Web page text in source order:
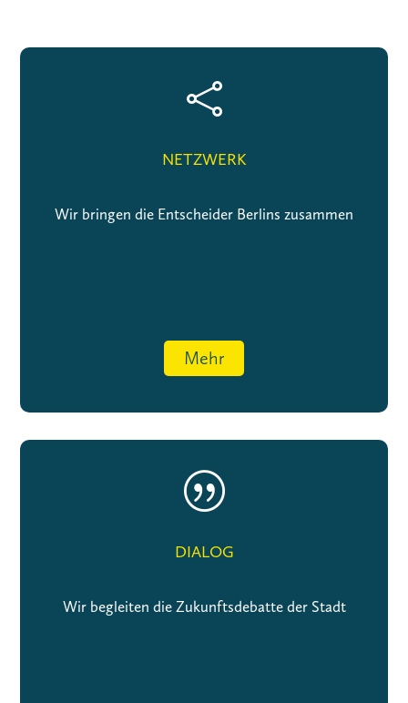

NETZWERK
Wir bringen die Entscheider Berlins zusammen
Mehr
|
DIALOG
Wir begleiten die Zukunftsdebatte der Stadt